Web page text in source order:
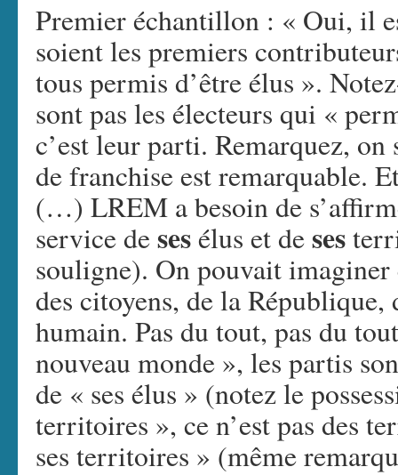
Premier échantillon : « Oui, il
soient les premiers
tous permis d’être élus ».
sont pas les électeurs qui «
c’est leur parti. Remarquez,
de franchise est remarquable.
(…) LREM a besoin de
service desesélus et deses
souligne). On pouvait
des citoyens, de la
humain. Pas du tout, pas du
nouveau monde », les partis
de « ses élus » (notez le
territoires », ce n’est pas des
ses territoires » (même